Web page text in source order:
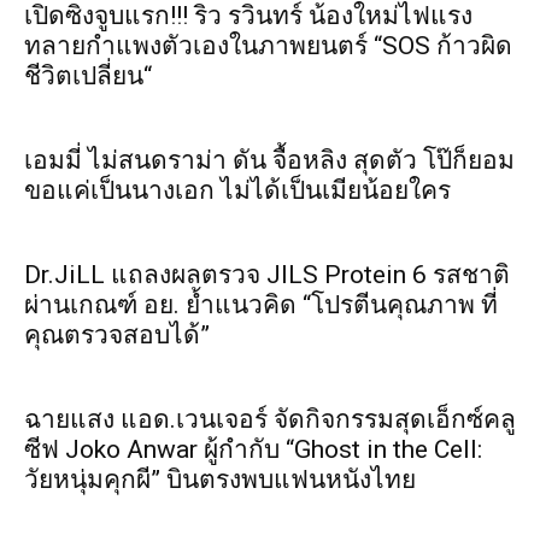
เปิดซิงจูบแรก!!! ริว รวินทร์ น้องใหม่ไฟแรง
ทลายกำแพงตัวเองในภาพยนตร์ “SOS ก้าวผิด
ชีวิตเปลี่ยน“
เอมมี่ ไม่สนดราม่า ดัน จื้อหลิง สุดตัว โป๊ก็ยอม
ขอแค่เป็นนางเอก ไม่ได้เป็นเมียน้อยใคร
Dr.JiLL แถลงผลตรวจ JILS Protein 6 รสชาติ
ผ่านเกณฑ์ อย. ย้ำแนวคิด “โปรตีนคุณภาพ ที่
คุณตรวจสอบได้”
ฉายแสง แอด.เวนเจอร์ จัดกิจกรรมสุดเอ็กซ์คลู
ซีฟ Joko Anwar ผู้กำกับ “Ghost in the Cell:
วัยหนุ่มคุกผี” บินตรงพบแฟนหนังไทย